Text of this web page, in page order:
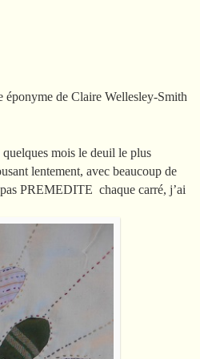
de Claire Wellesley-Smith
quelques mois le deuil le plus
lentement, avec beaucoup de
PREMEDITE chaque carré, j’ai